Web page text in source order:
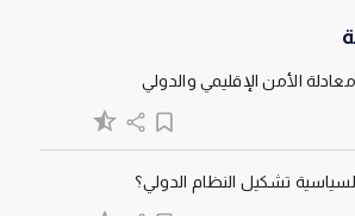
الأمن الإقليمي والدولي
تشكيل النظام الدولي؟